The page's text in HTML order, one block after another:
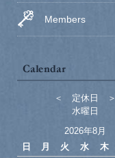
Members
＜ 定休日 ＞
水曜日
2026年8月
日
月 火 水 木